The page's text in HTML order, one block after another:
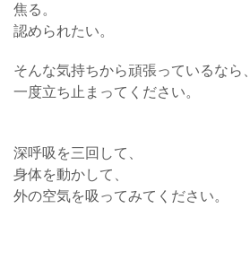
焦る。
認められたい。
そんな気持ちから頑張っているなら、
一度立ち止まってください。
深呼吸を三回して、
身体を動かして、
外の空気を吸ってみてください。